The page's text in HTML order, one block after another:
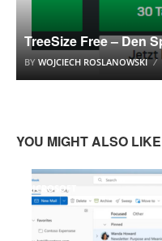
TreeSize Free – Den
BY WOJCIECH ROSLANOWSKI
YOU MIGHT ALSO LIKE
MICROSOFT